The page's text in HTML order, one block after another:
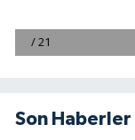
Son Haberler